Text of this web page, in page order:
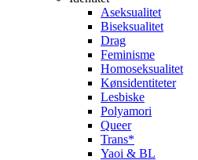
Aseksualitet
Biseksualitet
Drag
Feminisme
Homoseksualitet
Kønsidentiteter
Lesbiske
Polyamori
Queer
Trans*
Yaoi & BL